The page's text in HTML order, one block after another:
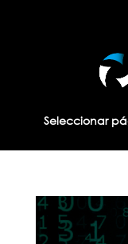
Seleccionar